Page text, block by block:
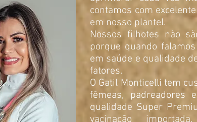
contamos com
em nosso plantel.
Nossos filhotes não
porque quando
em saúde e qualidade
fatores.
O Gatil Monticelli tem
fêmeas, padreadores
qualidade Super
vacinação